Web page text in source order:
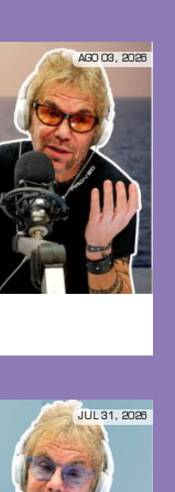
AGO 03, 2026
JUL 31, 2026